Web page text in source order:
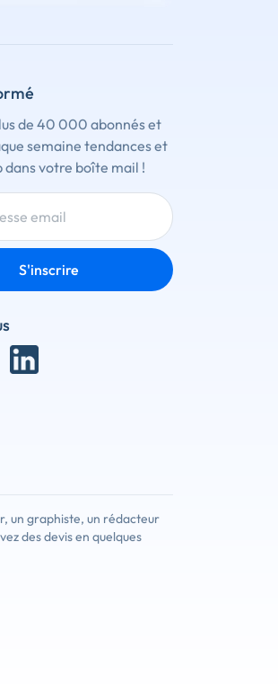
de 40 000 abonnés et
semaine tendances et
dans votre boîte mail !
S'inscrire
un graphiste, un rédacteur
des devis en quelques